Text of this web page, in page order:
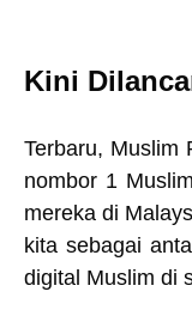
Kini
Terbaru, Muslim
nombor 1
mereka di
kita sebagai
digital Muslim di